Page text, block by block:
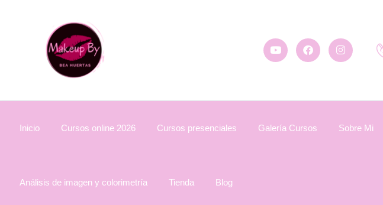
Inicio Cursos online 2026 Cursos presenciales Galería Cursos Sobre Mi
Análisis de imagen y colorimetría Tienda Blog